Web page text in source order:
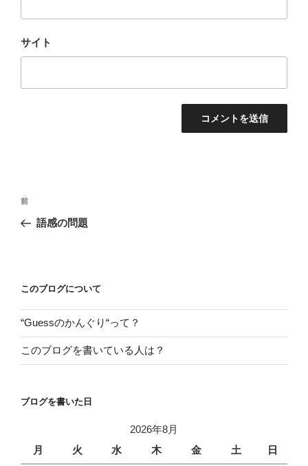
サイト
投
ナ
ー
シ
ョ
ン
前
の
前
語感の問題
このブログについて
“Guessのかんぐり“って？
このブログを書いている人は？
ブログを書いた日
2026年8月
月
火 水 木 金 土 日